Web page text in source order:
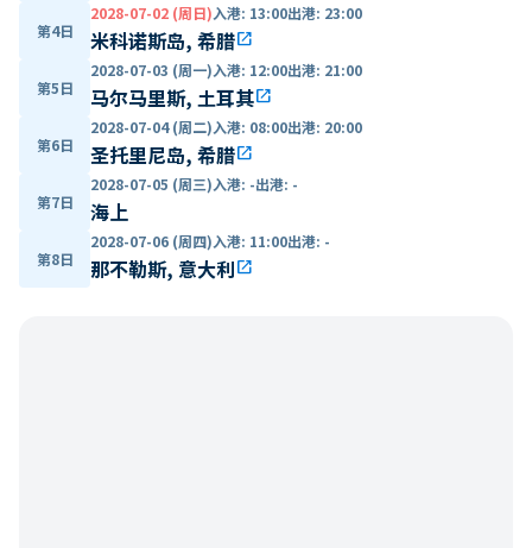
第4日
2028-07-02 (周日)入港: 13:00出港: 23:00
米科诺斯岛, 希腊open_in_new
第5日
2028-07-03 (周一)入港: 12:00出港: 21:00
马尔马里斯, 土耳其open_in_new
第6日
2028-07-04 (周二)入港: 08:00出港: 20:00
圣托里尼岛, 希腊open_in_new
第7日
2028-07-05 (周三)入港: -出港: -
海上
第8日
2028-07-06 (周四)入港: 11:00出港: -
那不勒斯, 意大利open_in_new